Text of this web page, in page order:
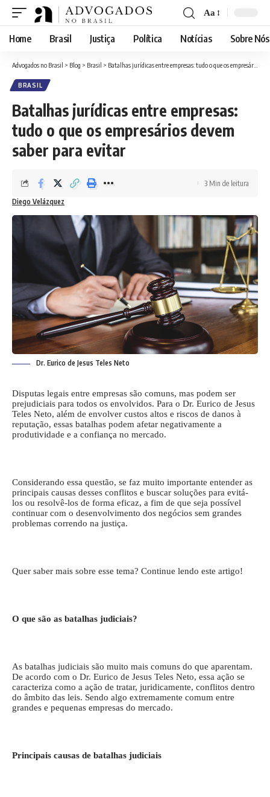
Font
Resizer
Aa
Home Brasil Justiça Política Notícias Sobre Nós
Advogados no Brasil > Blog > Brasil > Batalhas jurídicas entre empresas: tudo o que os empresários devem saber para evitar
BRASIL
Batalhas jurídicas entre empresas:
tudo o que os empresários devem
saber para evitar
Diego Velázquez
3 Min de leitura
Dr. Eurico de Jesus Teles Neto
Disputas legais entre empresas são comuns, mas podem ser
prejudiciais para todos os envolvidos. Para o Dr. Eurico de Jesus
Teles Neto, além de envolver custos altos e riscos de danos à
reputação, essas batalhas podem afetar negativamente a
produtividade e a confiança no mercado.
Considerando essa questão, se faz muito importante entender as
principais causas desses conflitos e buscar soluções para evitá-
los ou resolvê-los de forma eficaz, a fim de que seja possível
continuar com o desenvolvimento dos negócios sem grandes
problemas correndo na justiça.
Quer saber mais sobre esse tema? Continue lendo este artigo!
O que são as batalhas judiciais?
As batalhas judiciais são muito mais comuns do que aparentam.
De acordo com o Dr. Eurico de Jesus Teles Neto, essa ação se
caracteriza como a ação de tratar, juridicamente, conflitos dentro
do âmbito das leis. Sendo algo extremamente comum entre
grandes e pequenas empresas do mercado.
Principais causas de batalhas judiciais